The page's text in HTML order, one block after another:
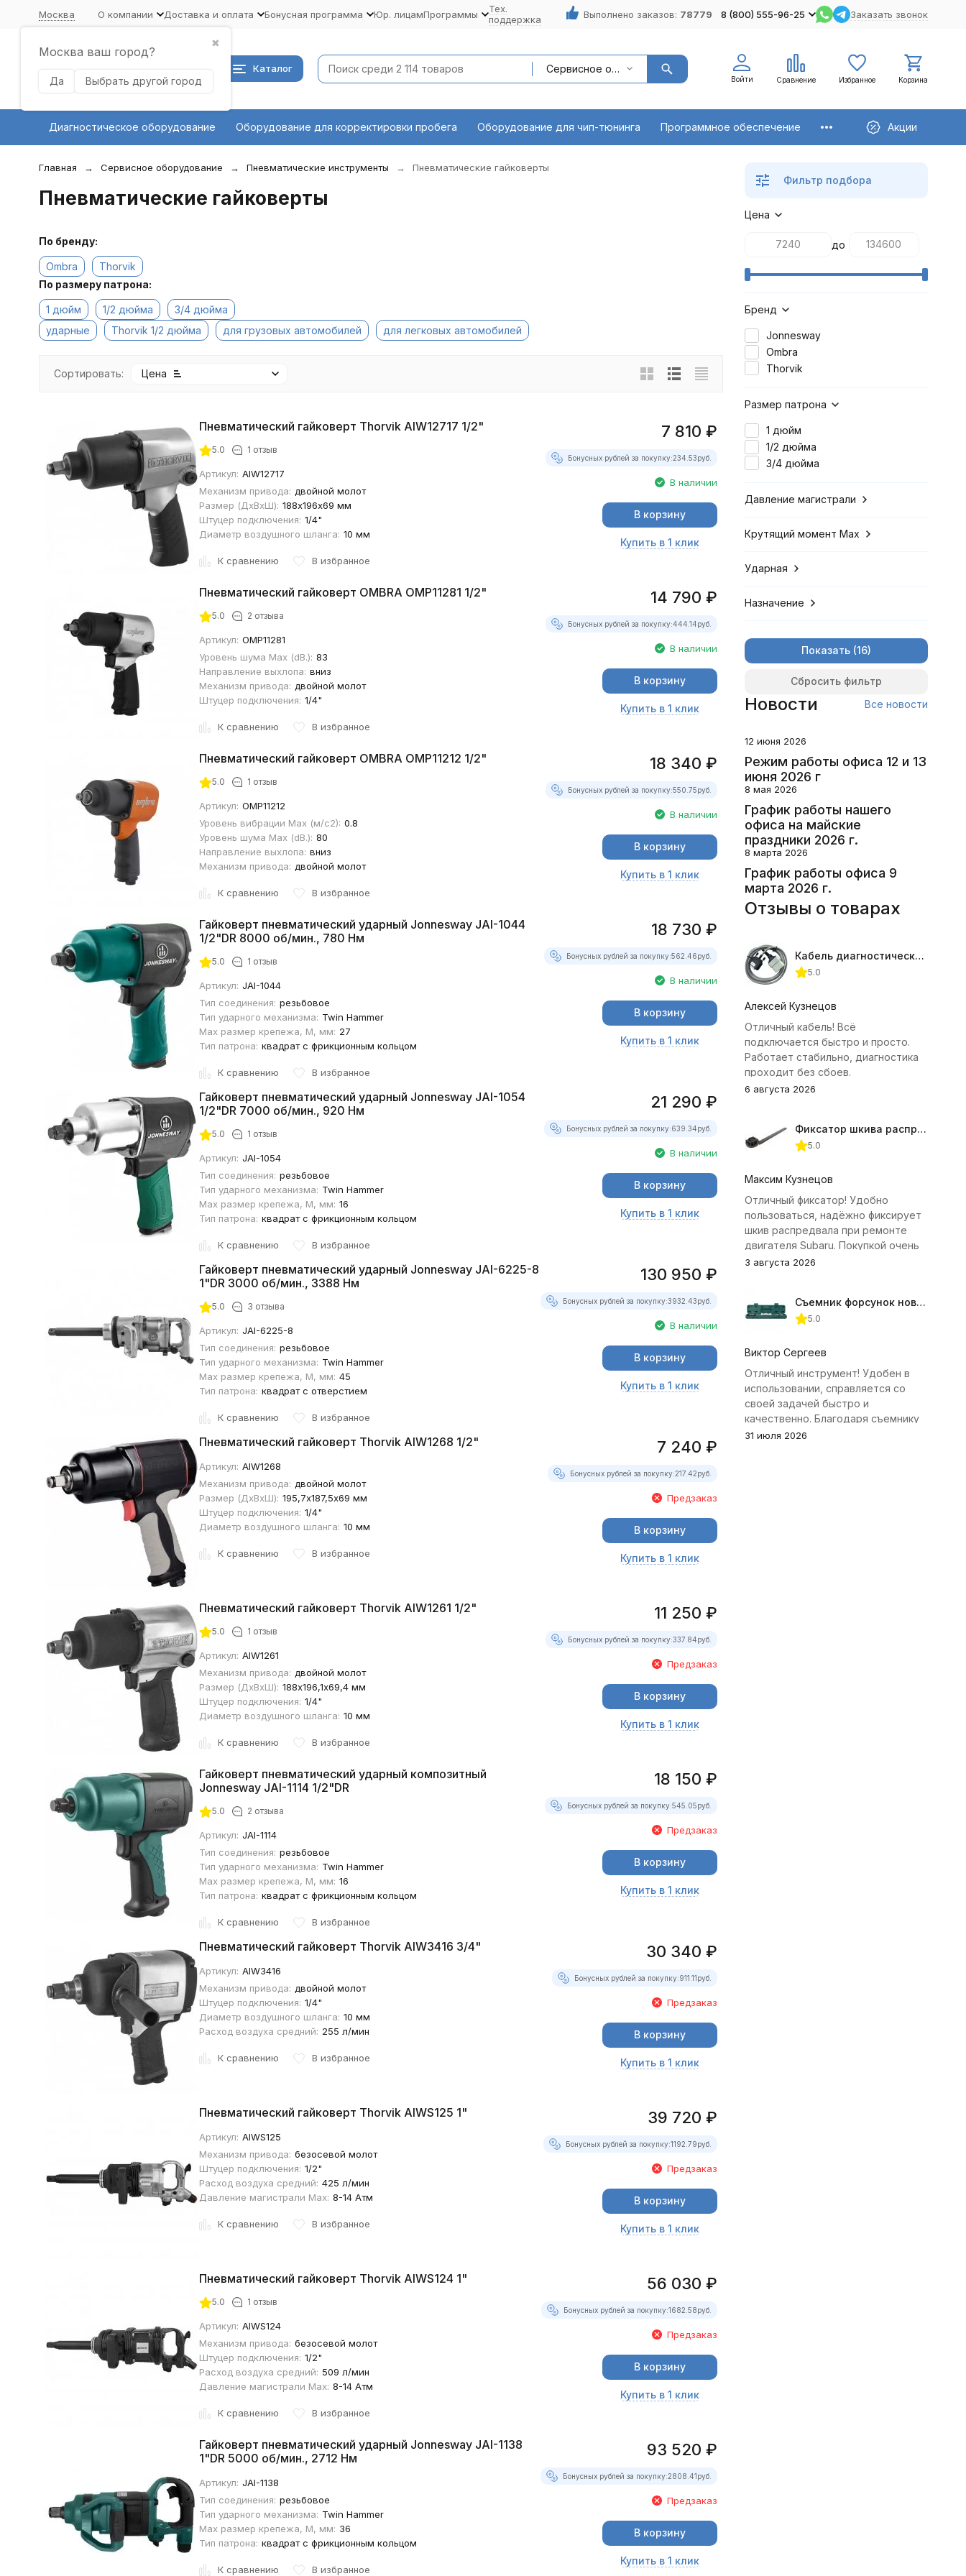
Москва
✖
Москва ваш город?
Да Выбрать другой город
О компании Доставка и оплата Бонусная программа Юр. лицамПрограммы
Тех.
поддержка
Выполнено заказов: 78779 8 (800) 555-96-25 Заказать звонок
Каталог Сервисное оборудование
Войти Сравнение Избранное Корзина
Диагностическое оборудование Оборудование для корректировки пробега Оборудование для чип-тюнинга Программное обеспечение Акции
Главная Сервисное оборудование Пневматические инструменты Пневматические гайковерты
Пневматические гайковерты
По бренду:
Ombra
Thorvik
По размеру патрона:
1 дюйм 1/2 дюйма
3/4 дюйма
ударные
Thorvik 1/2 дюйма для грузовых автомобилей для легковых автомобилей
Сортировать: Цена
Пневматический гайковерт Thorvik AIW12717 1/2"
5.0 1 отзыв
Артикул: AIW12717
Механизм привода: двойной молот
Размер (ДхВхШ): 188х196х69 мм
Штуцер подключения: 1/4"
Диаметр воздушного шланга: 10 мм
К сравнению В избранное
7 810 ₽
Бонусных рублей за покупку:234.53руб.
В наличии
В корзину
Купить в 1 клик
Пневматический гайковерт OMBRA OMP11281 1/2"
5.0 2 отзыва
Артикул: OMP11281
Уровень шума Maх (dВ.): 83
Направление выхлопа: вниз
Механизм привода: двойной молот
Штуцер подключения: 1/4"
К сравнению В избранное
14 790 ₽
Бонусных рублей за покупку:444.14руб.
В наличии
В корзину
Купить в 1 клик
Пневматический гайковерт OMBRA OMP11212 1/2"
5.0 1 отзыв
Артикул: OMP11212
Уровень вибрации Mах (м/с2): 0.8
Уровень шума Maх (dВ.): 80
Направление выхлопа: вниз
Механизм привода: двойной молот
К сравнению В избранное
18 340 ₽
Бонусных рублей за покупку:550.75руб.
В наличии
В корзину
Купить в 1 клик
Гайковерт пневматический ударный Jonnesway JAI-1044
1/2"DR 8000 об/мин., 780 Нм
5.0 1 отзыв
Артикул: JAI-1044
Тип соединения: резьбовое
Тип ударного механизма: Twin Hammer
Max размер крепежа, М, мм: 27
Тип патрона: квадрат с фрикционным кольцом
К сравнению В избранное
18 730 ₽
Бонусных рублей за покупку:562.46руб.
В наличии
В корзину
Купить в 1 клик
Гайковерт пневматический ударный Jonnesway JAI-1054
1/2"DR 7000 об/мин., 920 Нм
5.0 1 отзыв
Артикул: JAI-1054
Тип соединения: резьбовое
Тип ударного механизма: Twin Hammer
Max размер крепежа, М, мм: 16
Тип патрона: квадрат с фрикционным кольцом
К сравнению В избранное
21 290 ₽
Бонусных рублей за покупку:639.34руб.
В наличии
В корзину
Купить в 1 клик
Гайковерт пневматический ударный Jonnesway JAI-6225-8
1"DR 3000 об/мин., 3388 Нм
5.0 3 отзыва
Артикул: JAI-6225-8
Тип соединения: резьбовое
Тип ударного механизма: Twin Hammer
Max размер крепежа, М, мм: 45
Тип патрона: квадрат с отверстием
К сравнению В избранное
130 950 ₽
Бонусных рублей за покупку:3932.43руб.
В наличии
В корзину
Купить в 1 клик
Пневматический гайковерт Thorvik AIW1268 1/2"
Артикул: AIW1268
Механизм привода: двойной молот
Размер (ДхВхШ): 195,7х187,5х69 мм
Штуцер подключения: 1/4"
Диаметр воздушного шланга: 10 мм
К сравнению В избранное
7 240 ₽
Бонусных рублей за покупку:217.42руб.
Предзаказ
В корзину
Купить в 1 клик
Пневматический гайковерт Thorvik AIW1261 1/2"
5.0 1 отзыв
Артикул: AIW1261
Механизм привода: двойной молот
Размер (ДхВхШ): 188х196,1х69,4 мм
Штуцер подключения: 1/4"
Диаметр воздушного шланга: 10 мм
К сравнению В избранное
11 250 ₽
Бонусных рублей за покупку:337.84руб.
Предзаказ
В корзину
Купить в 1 клик
Гайковерт пневматический ударный композитный
Jonnesway JAI-1114 1/2"DR
5.0 2 отзыва
Артикул: JAI-1114
Тип соединения: резьбовое
Тип ударного механизма: Twin Hammer
Max размер крепежа, М, мм: 16
Тип патрона: квадрат с фрикционным кольцом
К сравнению В избранное
18 150 ₽
Бонусных рублей за покупку:545.05руб.
Предзаказ
В корзину
Купить в 1 клик
Пневматический гайковерт Thorvik AIW3416 3/4"
Артикул: AIW3416
Механизм привода: двойной молот
Штуцер подключения: 1/4"
Диаметр воздушного шланга: 10 мм
Расход воздуха средний: 255 л/мин
К сравнению В избранное
30 340 ₽
Бонусных рублей за покупку:911.11руб.
Предзаказ
В корзину
Купить в 1 клик
Пневматический гайковерт Thorvik AIWS125 1"
Артикул: AIWS125
Механизм привода: безосевой молот
Штуцер подключения: 1/2"
Расход воздуха средний: 425 л/мин
Давление магистрали Мах: 8-14 Атм
К сравнению В избранное
39 720 ₽
Бонусных рублей за покупку:1192.79руб.
Предзаказ
В корзину
Купить в 1 клик
Пневматический гайковерт Thorvik AIWS124 1"
5.0 1 отзыв
Артикул: AIWS124
Механизм привода: безосевой молот
Штуцер подключения: 1/2"
Расход воздуха средний: 509 л/мин
Давление магистрали Мах: 8-14 Атм
К сравнению В избранное
56 030 ₽
Бонусных рублей за покупку:1682.58руб.
Предзаказ
В корзину
Купить в 1 клик
Гайковерт пневматический ударный Jonnesway JAI-1138
1"DR 5000 об/мин., 2712 Нм
Артикул: JAI-1138
Тип соединения: резьбовое
Тип ударного механизма: Twin Hammer
Max размер крепежа, М, мм: 36
Тип патрона: квадрат с фрикционным кольцом
К сравнению В избранное
93 520 ₽
Бонусных рублей за покупку:2808.41руб.
Предзаказ
В корзину
Купить в 1 клик
Фильтр подбора
Цена
до
Бренд
Jonnesway
Ombra
Thorvik
Размер патрона
1 дюйм
1/2 дюйма
3/4 дюйма
Давление магистрали
Крутящий момент Мах
Ударная
Назначение
Показать
Сбросить фильтр
Новости Все новости
12 июня 2026
Режим работы офиса 12 и 13
июня 2026 г
8 мая 2026
График работы нашего
офиса на майские
праздники 2026 г.
8 марта 2026
График работы офиса 9
марта 2026 г.
Отзывы о товарах
Кабель диагностический ГАЗ 24 для АВТОАС
5.0
Алексей Кузнецов
Отличный кабель! Всё
подключается быстро и просто.
Работает стабильно, диагностика
проходит без сбоев.
6 августа 2026
Фиксатор шкива распредвала (Subaru) JTC-4409
5.0
Максим Кузнецов
Отличный фиксатор! Удобно
пользоваться, надёжно фиксирует
шкив распредвала при ремонте
двигателя Subaru. Покупкой очень
доволен.
3 августа 2026
Съемник форсунок новых дизельных двигателей Jonnesway
5.0
Виктор Сергеев
Отличный инструмент! Удобен в
использовании, справляется со
своей задачей быстро и
качественно. Благодаря съемнику
удалось избежать лишних хлопот с
31 июля 2026